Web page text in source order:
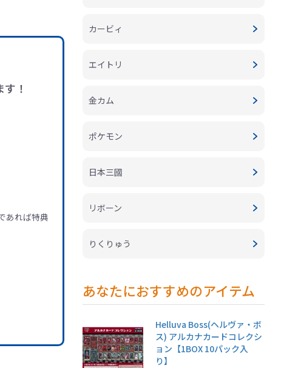
！
あれば特典
カービィ
エイトリ
金カム
ポケモン
日本三國
リボーン
りくりゅう
あなたにおすすめのアイテム
Helluva Boss(ヘルヴァ・ボ
ス) アルカナカードコレクシ
ョン【1BOX 10パック入
り】